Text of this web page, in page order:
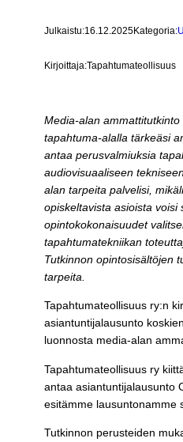
Julkaistu:16.12.2025Kategoria:
Kirjoittaja:Tapahtumateollisuus
Media-alan
tapahtuma-alalla tärkeäsi
antaa perusvalmiuksia
audiovisuaaliseen
alan tarpeita palvelisi,
opiskeltavista asioista voisi
opintokokonaisuudet
tapahtumatekniikan
Tutkinnon opintosisältöjen
tarpeita.
Tapahtumateollisuus ry:n
asiantuntijalausunto
luonnosta media-alan
Tapahtumateollisuus ry
antaa asiantuntijalausunto
esitämme lausuntonamme
Tutkinnon perusteiden